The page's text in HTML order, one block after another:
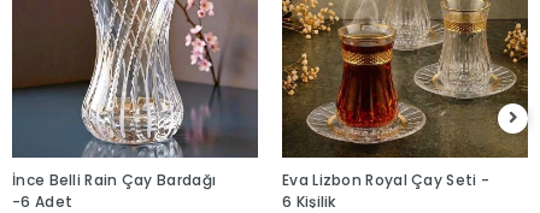
İnce Belli Rain Çay Bardağı
-6 Adet
Eva Lizbon Royal Çay Seti -
6 Kişilik